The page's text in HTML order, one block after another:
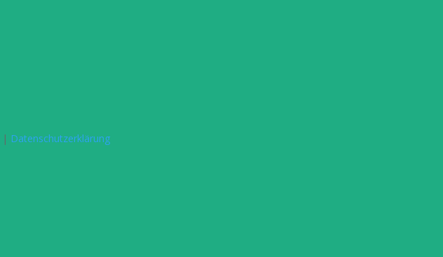
| Datenschutzerklärung